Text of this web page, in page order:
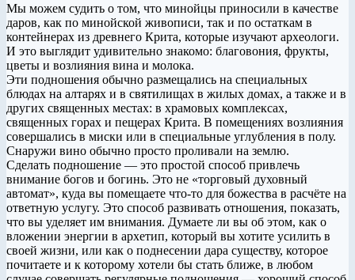
Мы можем судить о том, что минойцы приносили в качестве
даров, как по минойской живописи, так и по остаткам в
контейнерах из древнего Крита, которые изучают археологи.
И это выглядит удивительно знакомо: благовония, фрукты,
цветы и возлияния вина и молока.
Эти подношения обычно размещались на специальных
блюдах на алтарях и в святилищах в жилых домах, а также и в
других священных местах: в храмовых комплексах,
священных горах и пещерах Крита. В помещениях возлияния
совершались в миски или в специальные углубления в полу.
Снаружи вино обычно просто проливали на землю.
Сделать подношение — это простой способ привлечь
внимание богов и богинь. Это не «торговый духовный
автомат», куда вы помещаете что-то для божества в расчёте на
ответную услугу. Это способ развивать отношения, показать,
что вы уделяет им внимания. Думаете ли вы об этом, как о
вложении энергии в архетип, который вы хотите усилить в
своей жизни, или как о поднесении дара существу, которое
почитаете и к которому хотели бы стать ближе, в любом